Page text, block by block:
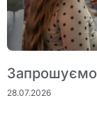
Запрошуємо
28.07.2026